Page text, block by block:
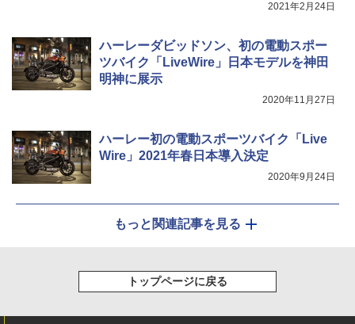
2021年2月24日
ハーレーダビッドソン、初の電動スポー
ツバイク「LiveWire」日本モデルを神田
明神に展示
2020年11月27日
ハーレー初の電動スポーツバイク「Live
Wire」2021年春日本導入決定
2020年9月24日
もっと関連記事を見る
トップページに戻る